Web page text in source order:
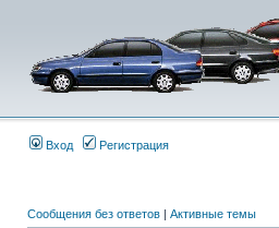
Вход Регистрация
Сообщения без ответов | Активные темы